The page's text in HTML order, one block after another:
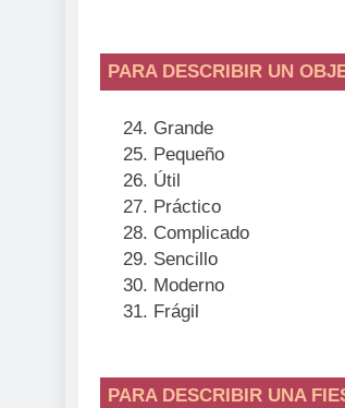
PARA DESCRIBIR UN
Grande
Pequeño
Útil
Práctico
Complicado
Sencillo
Moderno
Frágil
PARA DESCRIBIR UNA